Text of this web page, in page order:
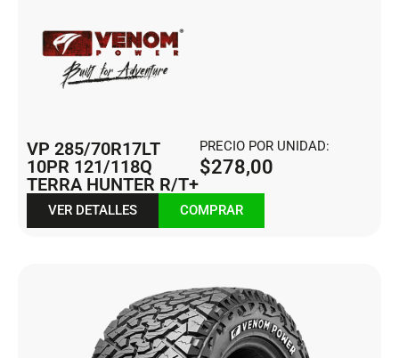
VP 285/70R17LT
10PR 121/118Q
TERRA HUNTER R/T+
PRECIO POR UNIDAD:
$278,00
VER DETALLES COMPRAR